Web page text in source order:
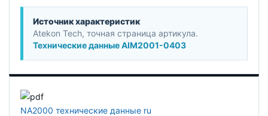
Источник характеристик
Atekon Tech, точная страница артикула.
Технические данные AIM2001-0403
NA2000 технические данные ru